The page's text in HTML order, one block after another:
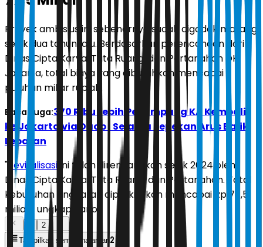
Proyek ambisius ini sebenarnya sudah digodok matang
sejak dua tahun lalu. Berdasarkan perencanaan dari
Dinas Cipta Karya, Tata Ruang, dan Pertanahan DKI
Jakarta, total biaya yang dibutuhkan mencapai
puluhan miliar rupiah.
Baca Juga:370 Ribu Lebih Penumpang KA Kembali
ke Jakarta via Daop I Selama Sepekan Arus Balik
Lebaran
" Revitalisasi ini telah direncanakan sejak 2024 oleh
Dinas Cipta Karya, Tata Ruang, dan Pertanahan. Total
kebutuhan anggaran diperkirakan mencapai Rp 77,5
miliar," ungkap Rano.
2
Tampilkan semua halaman 2